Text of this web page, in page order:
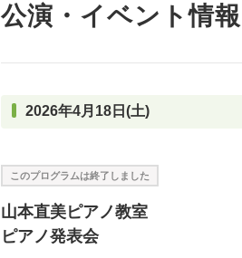
公演・イベント情報
2026年4月18日(土)
このプログラムは終了しました
山本直美ピアノ教室
ピアノ発表会